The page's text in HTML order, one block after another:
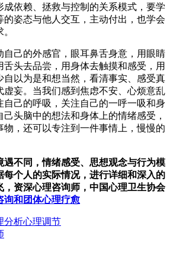
成依赖、拯救与控制的关系模式，要学
的姿态与他人交互，主动付出，也学会
自己的外感官，眼耳鼻舌身意，用眼睛
头去品尝，用身体去触摸和感受，用
自以为是和想当然，看清事实、感受真
虚妄。当我们感到焦虑不安、心烦意乱
自己的呼吸，关注自己的一呼一吸和身
头脑中的想法和身体上的情绪感受，
物，还可以专注到一件事情上，慢慢的
遇不同，情绪感受、思想观念与行为模
每个人的实际情况，进行详细和深入的
，资深心理咨询师，中国心理卫生协会
询和团体心理疗愈
分析心理调节